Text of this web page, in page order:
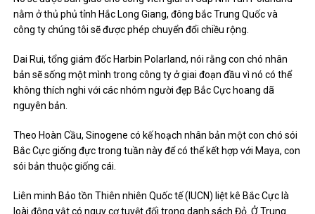
nằm ở thủ phủ tỉnh Hắc Long Giang, đông bắc Trung Quốc và
công ty chúng tôi sẽ được phép chuyển đổi chiều rộng.
Dai Rui, tổng giám đốc Harbin Polarland, nói rằng con chó nhân
bản sẽ sống một mình trong công ty ở giai đoạn đầu vì nó có thể
không thích nghi với các nhóm người đẹp Bắc Cực hoang dã
nguyên bản.
Theo Hoàn Cầu, Sinogene có kế hoạch nhân bản một con chó sói
Bắc Cực giống đực trong tuần này để có thể kết hợp với Maya, con
sói bản thuộc giống cái.
Liên minh Bảo tồn Thiên nhiên Quốc tế (IUCN) liệt kê Bắc Cực là
loài động vật có nguy cơ tuyệt đối trong danh sách Đỏ. Ở Trung